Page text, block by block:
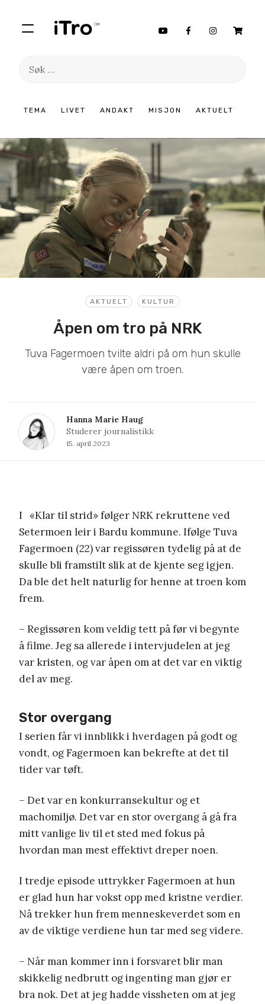
TEMA LIVET ANDAKT MISJON AKTUELT
Søk
innhold
AKTUELT KULTUR
Åpen om tro på NRK
Tuva Fagermoen tvilte aldri på om hun skulle
være åpen om troen.
Hanna Marie Haug
Studerer journalistikk
15. april 2023
I «Klar til strid» følger NRK rekruttene ved
Setermoen leir i Bardu kommune. Ifølge Tuva
Fagermoen (22) var regissøren tydelig på at de
skulle bli framstilt slik at de kjente seg igjen.
Da ble det helt naturlig for henne at troen kom
frem.
– Regissøren kom veldig tett på før vi begynte
å filme. Jeg sa allerede i intervjudelen at jeg
var kristen, og var åpen om at det var en viktig
del av meg.
Stor overgang
I serien får vi innblikk i hverdagen på godt og
vondt, og Fagermoen kan bekrefte at det til
tider var tøft.
– Det var en konkurransekultur og et
machomiljø. Det var en stor overgang å gå fra
mitt vanlige liv til et sted med fokus på
hvordan man mest effektivt dreper noen.
I tredje episode uttrykker Fagermoen at hun
er glad hun har vokst opp med kristne verdier.
Nå trekker hun frem menneskeverdet som en
av de viktige verdiene hun tar med seg videre.
– Når man kommer inn i forsvaret blir man
skikkelig nedbrutt og ingenting man gjør er
bra nok. Det at jeg hadde vissheten om at jeg